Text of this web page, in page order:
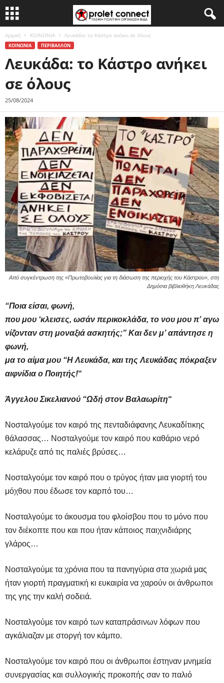
Αρχική ΚΟΙΝΩΝΙΑ Λευκάδα: το Κάστρο ανήκει σε όλους
ΚΟΙΝΩΝΙΑ ΠΕΡΙΒΑΛΛΟΝ
Λευκάδα: το Κάστρο ανήκει
σε όλους
25/08/2024
Από συγκέντρωση της «Πρωτοβουλίας για τη διάσωση της περιοχής του Κάστρου», στη
Δημόσια βιβλιοθήκη Λευκάδας
“Ποια είσαι, φωνή,
που μου ‘κλεισες, ωσάν περικοκλάδα, το νου μου π’ αγω
νίζονταν στη μοναξιά ασκητής;” Και δεν μ’ απάντησε η
φωνή,
μα το αίμα μου “Η Λευκάδα, και της Λευκάδας πόκραξεν
αιφνίδια ο Ποιητής!“
Άγγελου Σικελιανού “Ωδή στον Βαλαωρίτη“
Νοσταλγούμε τον καιρό της πενταδιάφανης Λευκαδίτικης
θάλασσας… Νοσταλγούμε τον καιρό που καθάριο νερό
κελάρυζε από τις παλιές βρύσες…
Νοσταλγούμε τον καιρό που ο τρύγος ήταν μια γιορτή του
μόχθου που έδωσε τον καρπό του…
Νοσταλγούμε το άκουσμα του φλοίσβου που το μόνο που
τον διέκοπτε που και που ήταν κάποιος παιχνιδιάρης
γλάρος…
Νοσταλγούμε τα χρόνια που τα πανηγύρια στα χωριά μας
ήταν γιορτή πραγματική κι ευκαιρία να χαρούν οι άνθρωποι
της γης την καλή σοδειά.
Νοσταλγούμε τον καιρό των καταπράσινων λόφων που
αγκάλιαζαν με στοργή τον κάμπο.
Νοσταλγούμε τον καιρό που οι άνθρωποι έστηναν μνημεία
συνεργασίας και συλλογικής προκοπής σαν το παλιό